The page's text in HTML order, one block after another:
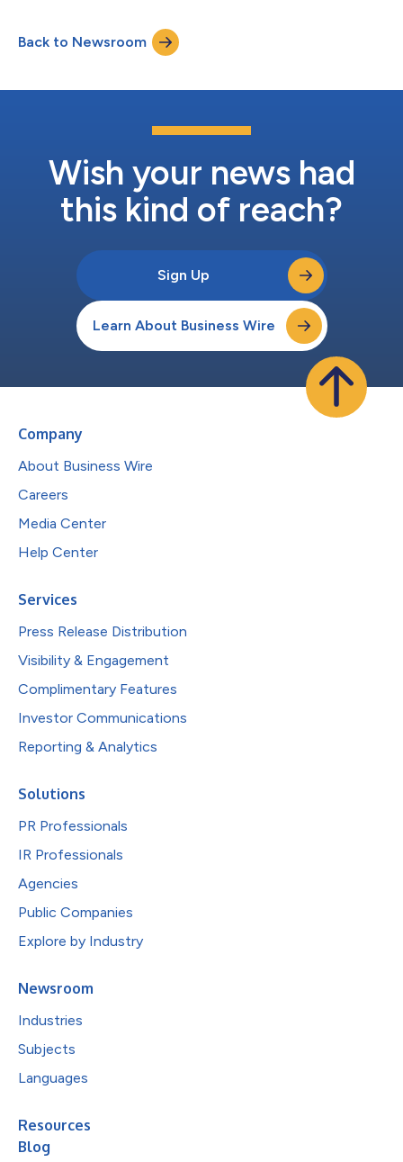
staat om tegen 0% rente liquiditeit te verkrijgen gedurende een
vaste looptijd, zonder het risico van vroegtijdige gedwongen
liquidatie. Renteloos lenen met een vaste l...
Back to Newsroom
Wish your news had
this kind of reach?
Sign Up
Learn About Business Wire
Company
About Business Wire
Careers
Media Center
Help Center
Services
Press Release Distribution
Visibility & Engagement
Complimentary Features
Investor Communications
Reporting & Analytics
Solutions
PR Professionals
IR Professionals
Agencies
Public Companies
Explore by Industry
Newsroom
Industries
Subjects
Languages
Resources
Blog